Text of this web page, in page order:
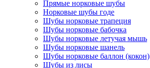
Прямые норковые шубы
Норковые шубы годе
Шубы норковые трапеция
Шубы норковые бабочка
Шубы норковые летучая мышь
Шубы норковые шанель
Шубы норковые баллон (кокон)
Шубы из лисы